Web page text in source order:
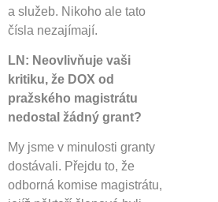
a služeb. Nikoho ale tato
čísla nezajímají.
LN: Neovlivňuje vaši
kritiku, že DOX od
pražského magistrátu
nedostal žádný grant?
My jsme v minulosti granty
dostávali. Přejdu to, že
odborná komise magistrátu,